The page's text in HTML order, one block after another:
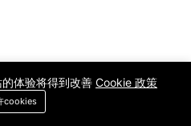
体验将得到改善 Cookie 政策
cookies